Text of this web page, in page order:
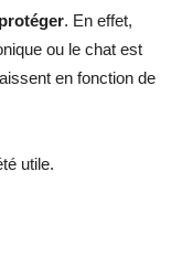
. En effet,
ou le chat est
en fonction de
utile.